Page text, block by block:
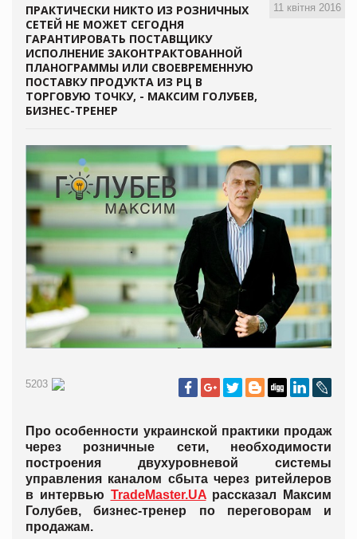
11 квітня 2016
ПРАКТИЧЕСКИ НИКТО ИЗ РОЗНИЧНЫХ
СЕТЕЙ НЕ МОЖЕТ СЕГОДНЯ
ГАРАНТИРОВАТЬ ПОСТАВЩИКУ
ИСПОЛНЕНИЕ ЗАКОНТРАКТОВАННОЙ
ПЛАНОГРАММЫ ИЛИ СВОЕВРЕМЕННУЮ
ПОСТАВКУ ПРОДУКТА ИЗ РЦ В
ТОРГОВУЮ ТОЧКУ, - МАКСИМ ГОЛУБЕВ,
БИЗНЕС-ТРЕНЕР
5203
Про особенности украинской практики продаж
через розничные сети, необходимости
построения двухуровневой системы
управления каналом сбыта через ритейлеров
в интервью TradeMaster.UAрассказал Максим
Голубев, бизнес-тренер по переговорам и
продажам.